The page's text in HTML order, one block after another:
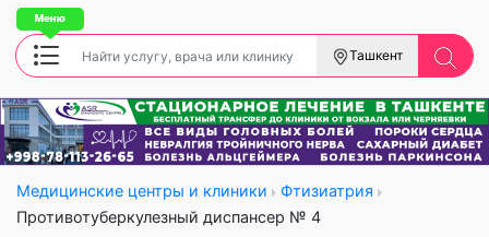
Ташкент
Медицинские центры и клиники
Фтизиатрия
Противотуберкулезный диспансер № 4